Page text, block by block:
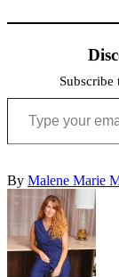
Subscribe
Type your email…
By Malene Marie